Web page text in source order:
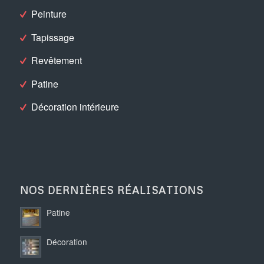
Peinture
Tapissage
Revêtement
Patine
Décoration intérieure
NOS DERNIÈRES RÉALISATIONS
Patine
Décoration